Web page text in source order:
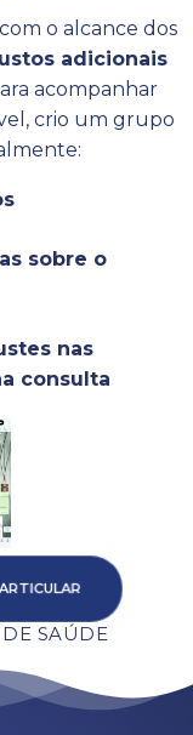
com o alcance dos
adicionais
acompanhar
crio um grupo
sobre o
nas
consulta
SAÚDE